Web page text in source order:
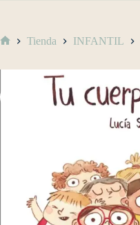
Tienda INFANTIL